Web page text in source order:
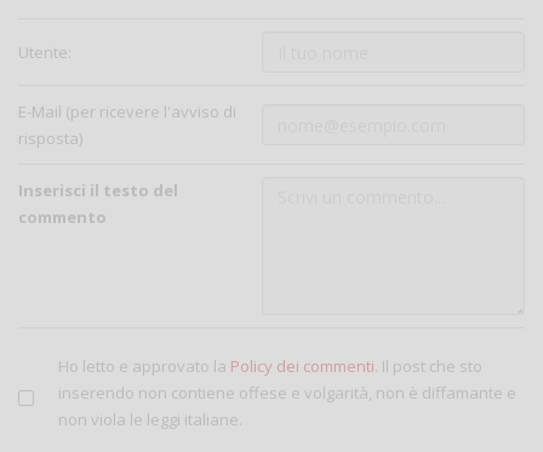
Utente:
E-Mail (per ricevere l'avviso di
risposta)
Inserisci il testo del
commento
Ho letto e approvato la Policy dei commenti. Il post che sto
inserendo non contiene offese e volgarità, non è diffamante e
non viola le leggi italiane.